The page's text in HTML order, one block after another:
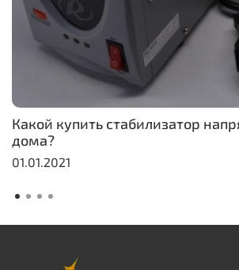
Какой купить стабилизатор
дома?
01.01.2021